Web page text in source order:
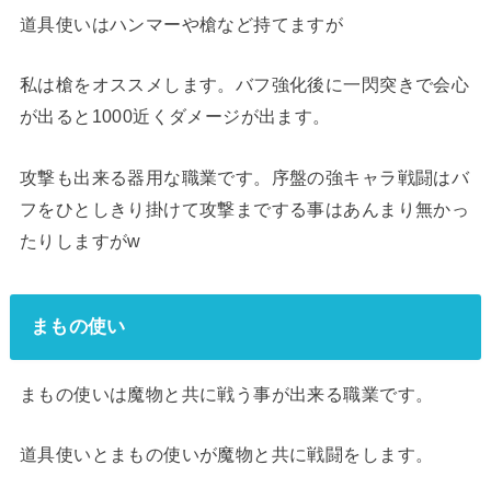
道具使いはハンマーや槍など持てますが
私は槍をオススメします。バフ強化後に一閃突きで会心
が出ると1000近くダメージが出ます。
攻撃も出来る器用な職業です。序盤の強キャラ戦闘はバ
フをひとしきり掛けて攻撃までする事はあんまり無かっ
たりしますがw
まもの使い
まもの使いは魔物と共に戦う事が出来る職業です。
道具使いとまもの使いが魔物と共に戦闘をします。